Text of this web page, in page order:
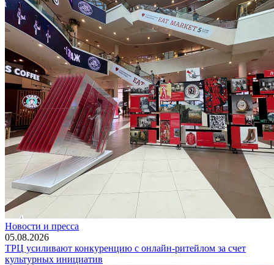
Новости и пресса
05.08.2026
ТРЦ усиливают конкуренцию с онлайн-ритейлом за счет
культурных инициатив